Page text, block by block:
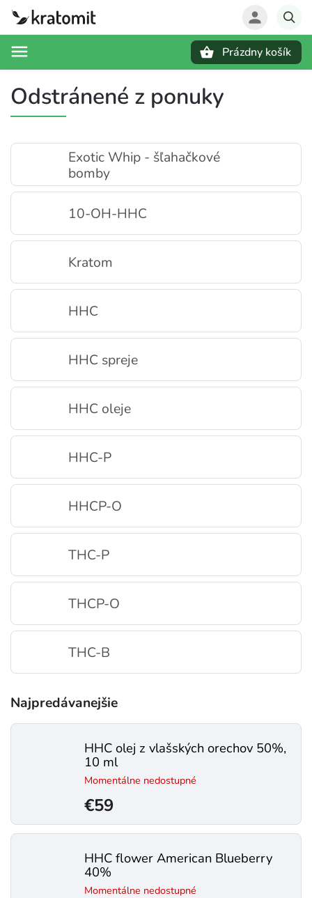
Prázdny košík
Odstránené z ponuky
Exotic Whip - šľahačkové
bomby
10-OH-HHC
Kratom
HHC
HHC spreje
HHC oleje
HHC-P
HHCP-O
THC-P
THCP-O
THC-B
Najpredávanejšie
HHC olej z vlašských orechov 50%,
10 ml
Momentálne nedostupné
€59
HHC flower American Blueberry
40%
Momentálne nedostupné